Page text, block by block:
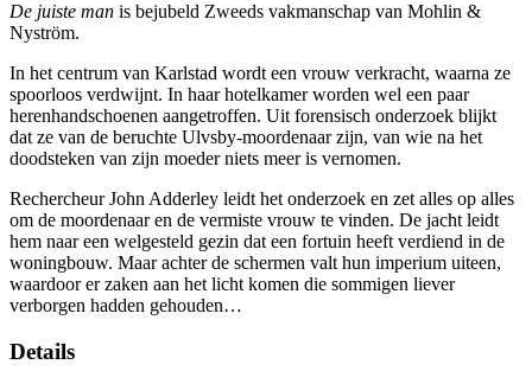
De juiste man is bejubeld Zweeds vakmanschap van Mohlin &
Nyström.
In het centrum van Karlstad wordt een vrouw verkracht, waarna ze
spoorloos verdwijnt. In haar hotelkamer worden wel een paar
herenhandschoenen aangetroffen. Uit forensisch onderzoek blijkt
dat ze van de beruchte Ulvsby-moordenaar zijn, van wie na het
doodsteken van zijn moeder niets meer is vernomen.
Rechercheur John Adderley leidt het onderzoek en zet alles op alles
om de moordenaar en de vermiste vrouw te vinden. De jacht leidt
hem naar een welgesteld gezin dat een fortuin heeft verdiend in de
woningbouw. Maar achter de schermen valt hun imperium uiteen,
waardoor er zaken aan het licht komen die sommigen liever
verborgen hadden gehouden…
Details